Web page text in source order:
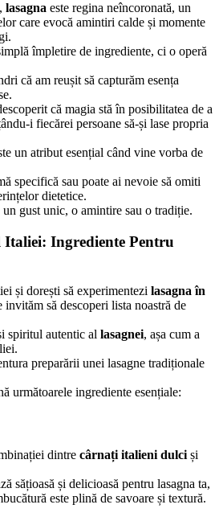
lasagna este regina neîncoronată, un
care evocă amintiri calde și momente
împletire de ingrediente, ci o operă
că am reușit să capturăm esența
că magia stă în posibilitatea de a
i fiecărei persoane să-și lase propria
un atribut esențial când vine vorba de
specifică sau poate ai nevoie să omiti
dietetice.
gust unic, o amintire sau o tradiție.
Italiei: Ingrediente Pentru
și dorești să experimentezi lasagna în
invităm să descoperi lista noastră de
spiritul autentic al lasagnei, așa cum a
preparării unei lasagne tradiționale
următoarele ingrediente esențiale:
dintre cârnați italieni dulci și
sățioasă și delicioasă pentru lasagna ta,
este plină de savoare și textură.